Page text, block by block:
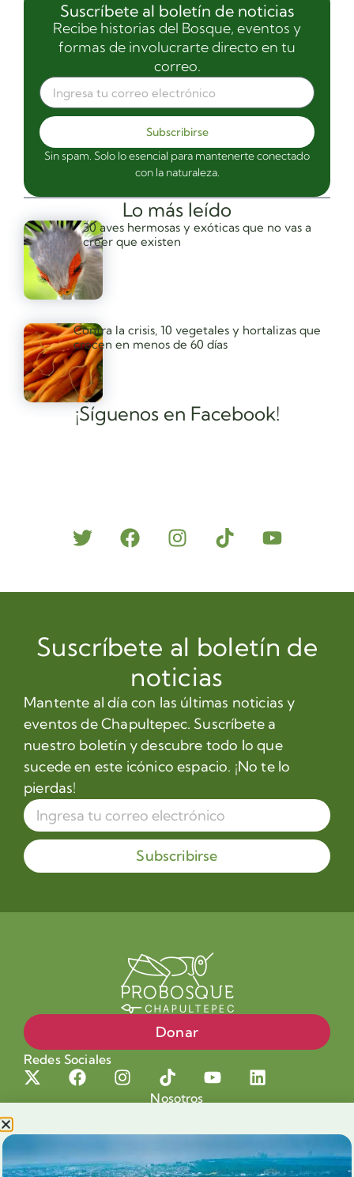
¡Síguenos en Facebook!
Lo más leído
30 aves hermosas y exóticas que no vas a
creer que existen
Contra la crisis, 10 vegetales y hortalizas que
crecen en menos de 60 días
Suscríbete al boletín de noticias
Recibe historias del Bosque, eventos y
formas de involucrarte directo en tu
correo.
Subscribirse
Sin spam. Solo lo esencial para mantenerte conectado
con la naturaleza.
Suscríbete al boletín de
noticias
Mantente al día con las últimas noticias y
eventos de Chapultepec. Suscríbete a
nuestro boletín y descubre todo lo que
sucede en este icónico espacio. ¡No te lo
pierdas!
Subscribirse
Donar
Redes Sociales
Nosotros
Nuestra Causa